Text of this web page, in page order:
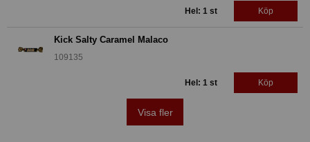
Hel: 1 st Köp
Kick Salty Caramel Malaco
109135
Hel: 1 st Köp
Visa fler